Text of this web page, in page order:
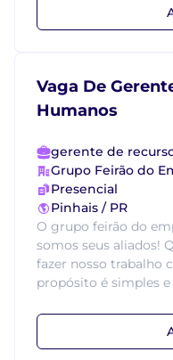
Vaga De
Humanos
gerente de
Grupo Feirão do
Presencial
Pinhais / PR
O grupo feirão do
somos seus aliados!
fazer nosso trabalho
propósito é simples